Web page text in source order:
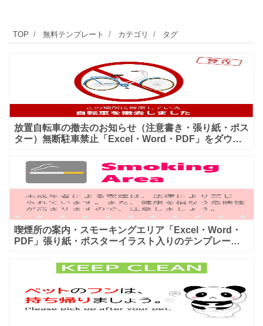
TOP 無料テンプレート カテゴリ タグ
放置自転車の撤去のお知らせ（注意書き・張り紙・ポス
ター）無断駐車禁止「Excel・Word・PDF」をダウン
喫煙所の案内・スモーキングエリア「Excel・Word・
PDF」張り紙・ポスターイラスト入りのテンプレート